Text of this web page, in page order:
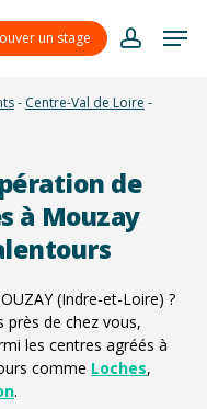
un stage
account
- Centre-Val de Loire -
de
à Mouzay
(Indre-et-Loire) ?
près de chez vous,
les centres agréés à
comme Loches,
.